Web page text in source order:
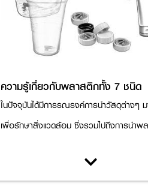
ความรู้เกี่ยวกับพลาสติกทั้ง 7 ชนิด
ในปัจจุบันได้มีการรณรงค์การนำวัสดุต่างๆ ม
เพื่อรักษาสิ่งแวดล้อม ซึ่งรวมไปถึงการนำพ
แห่งอเมริกา (The Society of the Plastics